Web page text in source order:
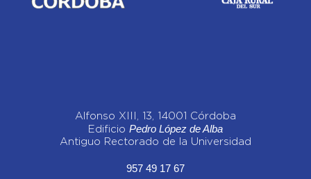
Alfonso XIII, 13, 14001 Córdoba
Edificio Pedro López de Alba
Antiguo Rectorado de la Universidad
957 49 17 67